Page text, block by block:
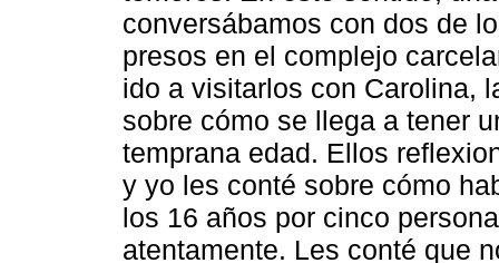
conversábamos con dos de
presos en el complejo
ido a visitarlos con Carolina,
sobre cómo se llega a tener
temprana edad. Ellos
y yo les conté sobre cómo
los 16 años por cinco
atentamente. Les conté que